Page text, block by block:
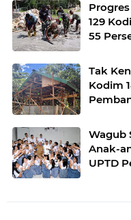
129
55
Tak
Kodim
Wagub
Anak-
UPTD